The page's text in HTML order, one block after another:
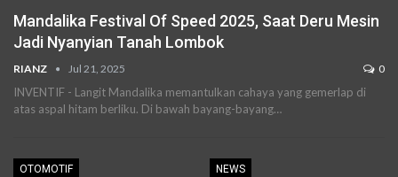
Mandalika Festival Of Speed 2025, Saat Deru Mesin
Jadi Nyanyian Tanah Lombok
RIANZ Jul 21, 2025 0
INVENTIF - Langit Mandalika memantulkan cahaya yang gemerlap di
atas aspal hitam berliku. Di bawah bayang-bayang…
OTOMOTIF NEWS